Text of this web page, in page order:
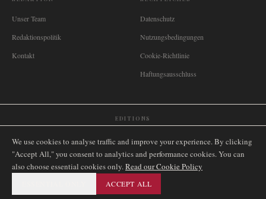
Unser Team
Redaktionspolitik
Kontakt
Datenschutz
Nutzungsbedingungen
Cookie-Richtlinie
Haftungsausschluss
EDITIONS
🇿🇦 South Africa Singapore🇩🇪 Deutschland Nederland 🇫🇷 France
🇮🇹 Italia🇪🇸 España🇧🇷 Brasil🇸🇪 Sverige🇳🇴 Norge🇩🇰
AIRNAMIBIA MEDIA.ALLE RECHTE VORBEHALTEN.
We use cookies to analyse traffic and improve your experience. By clicking
"Accept All," you consent to analytics and performance cookies. You can
also choose essential cookies only.Read our Cookie Policy
ACCEPT ALL